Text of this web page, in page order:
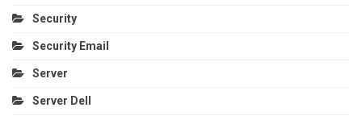
Security
Security Email
Server
Server Dell